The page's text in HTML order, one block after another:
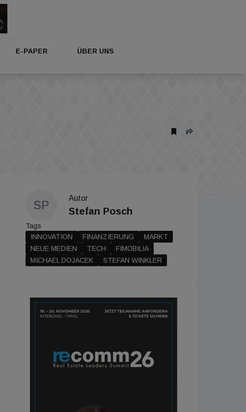
E-PAPER ÜBER UNS
SP
Autor
Stefan Posch
Tags
INNOVATION
FINANZIERUNG
MARKT
NEUE MEDIEN
TECH
FIMOBILIA
MICHAEL DOJACEK
STEFAN WINKLER